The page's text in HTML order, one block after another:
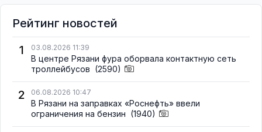
Рейтинг новостей
1
03.08.2026 11:39
В центре Рязани фура оборвала контактную сеть
троллейбусов (2590)
2 06.08.2026 10:47
В Рязани на заправках «Роснефть» ввели
ограничения на бензин (1940)